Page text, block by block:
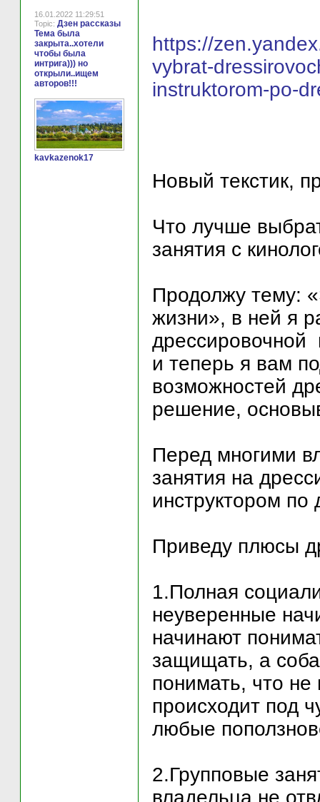
16.01.2022 11:29:51
Topic: Дзен рассказы
Тема была
закрыта..хотели
чтобы была
интрига))) но
открыли..ищем
авторов!!!
kavkazenok17
https://
vybrat-
instruktorom-po-
Новый текстик,
Что лучше
занятия с
Продолжу тему:
жизни», в ней я
дрессировочной
и теперь я вам
возможностей
решение,
Перед многими
занятия на
инструктором по
Приведу плюсы
1.Полная
неуверенные
начинают
защищать, а
понимать, что не
происходит под
любые
2.Групповые
владельца не